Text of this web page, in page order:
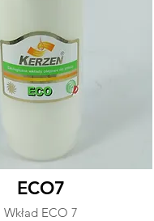
ECO7
Wkład ECO 7